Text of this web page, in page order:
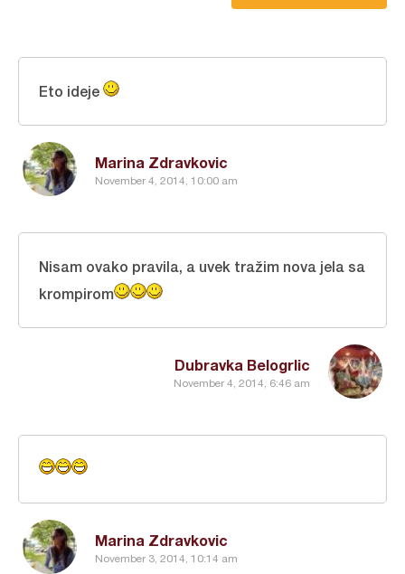
Marina Zdravkovic
November 4, 2014, 10:00 am
Eto ideje
Dubravka Belogrlic
November 4, 2014, 6:46 am
Nisam ovako pravila, a uvek tražim nova jela sa
krompirom
Marina Zdravkovic
November 3, 2014, 10:14 am